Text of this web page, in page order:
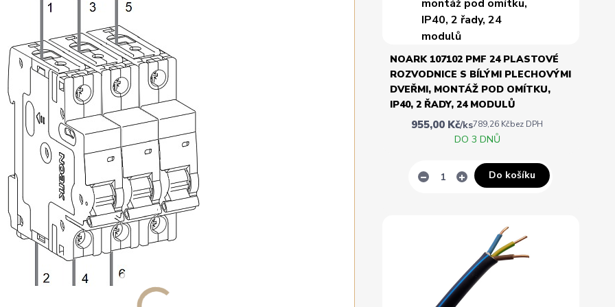
NOARK 107102 PMF 24 PLASTOVÉ
ROZVODNICE S BÍLÝMI PLECHOVÝMI
DVEŘMI, MONTÁŽ POD OMÍTKU,
IP40, 2 ŘADY, 24 MODULŮ
955,00 Kč/ks789,26 Kčbez DPH
DO 3 DNŮ
Do košíku